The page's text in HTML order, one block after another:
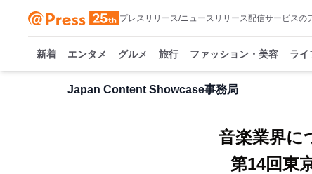
プレスリリース/ニュースリリース配信サービスの
新着 エンタメ グルメ 旅行 ファッション・美容 ライ
Japan Content Showcase事務局
音楽業界に
第14回東